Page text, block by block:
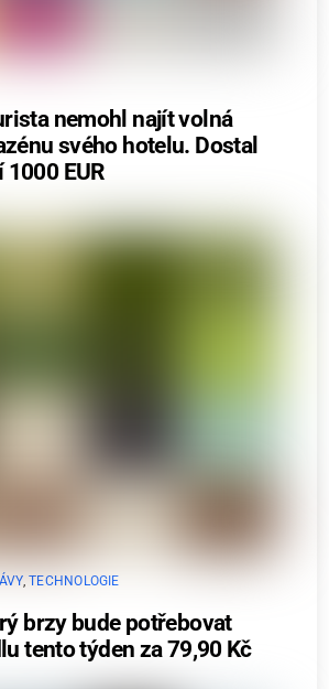
nemohl najít volná
svého hotelu. Dostal
EUR
,TECHNOLOGIE
brzy bude potřebovat
tento týden za 79,90 Kč